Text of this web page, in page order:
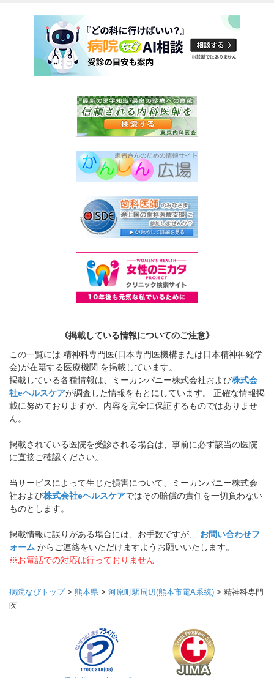
《掲載している情報についてのご注意》
この一覧には 精神科専門医(日本専門医機構または日本精神神経学
会)が在籍する医療機関 を掲載しています。
掲載している各種情報は、ミーカンパニー株式会社および株式会
社eヘルスケアが調査した情報をもとにしています。 正確な情報掲
載に努めておりますが、内容を完全に保証するものではありませ
ん。
掲載されている医院を受診される場合は、事前に必ず該当の医院
に直接ご確認ください。
当サービスによって生じた損害について、ミーカンパニー株式会
社および株式会社eヘルスケアではその賠償の責任を一切負わない
ものとします。
掲載情報に誤りがある場合には、お手数ですが、 お問い合わせフ
ォーム からご連絡をいただけますようお願いいたします。
※お電話での対応は行っておりません
病院なびトップ> 熊本県 > 河原町駅周辺(熊本市電A系統) > 精神科専門
医